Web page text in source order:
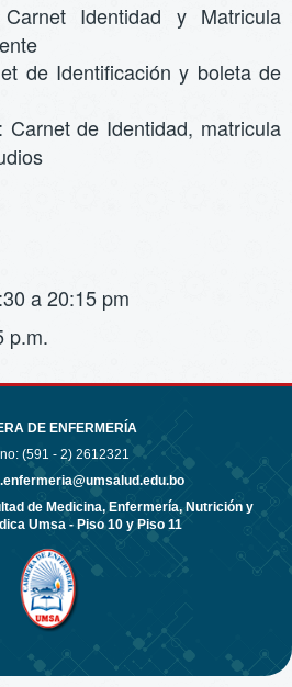
Identidad y Matricula
de Identificación y boleta de
Carnet de Identidad, matricula
a 20:15 pm
p.m.
DE ENFERMERÍA
(591 - 2) 2612321
de Medicina, Enfermería, Nutrición y
Umsa - Piso 10 y Piso 11